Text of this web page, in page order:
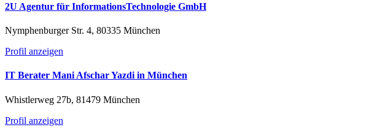
2U Agentur für InformationsTechnologie GmbH
Nymphenburger Str. 4, 80335 München
Profil anzeigen
IT Berater Mani Afschar Yazdi in München
Whistlerweg 27b, 81479 München
Profil anzeigen